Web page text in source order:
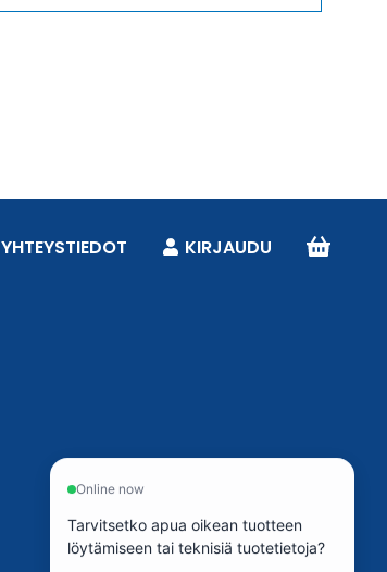
YHTEYSTIEDOT KIRJAUDU
Online now
Tarvitsetko apua oikean tuotteen
löytämiseen tai teknisiä tuotetietoja?